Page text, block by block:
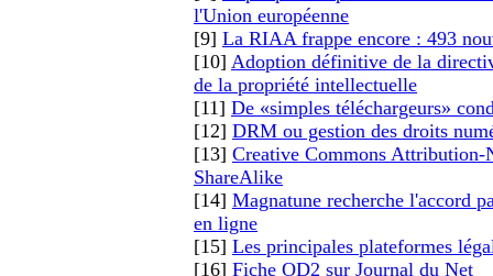
l'Union européenne
[9] La RIAA frappe encore : 493
[10] Adoption définitive de la
de la propriété intellectuelle
[11] De «simples téléchargeurs»
[12] DRM ou gestion des droits
[13] Creative Commons Attribution-
ShareAlike
[14] Magnatune recherche l'accord
en ligne
[15] Les principales plateformes
[16] Fiche OD2 sur Journal du Net